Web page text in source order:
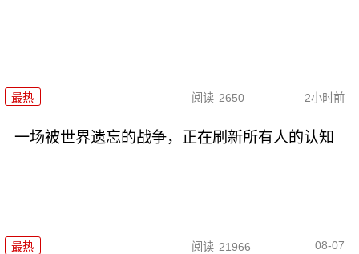
最热 阅读 2650 2小时前
一场被世界遗忘的战争，正在刷新所有人的认知
最热 阅读 21966 08-07